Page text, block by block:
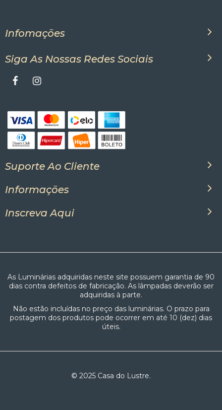
Infomações
Siga As Nossas Redes Sociais
Suporte Ao Cliente
Informações
Inscreva Aqui
As Luminárias adquiridas neste site possuem garantia de 90
dias contra defeitos de fabricação. As lâmpadas deverão ser
adquiridas à parte.
Não estão incluídas no preço das luminárias. O prazo para
postagem dos produtos pode ocorrer em até 10 (dez) dias
úteis.
© 2025 Casa do Lustre.